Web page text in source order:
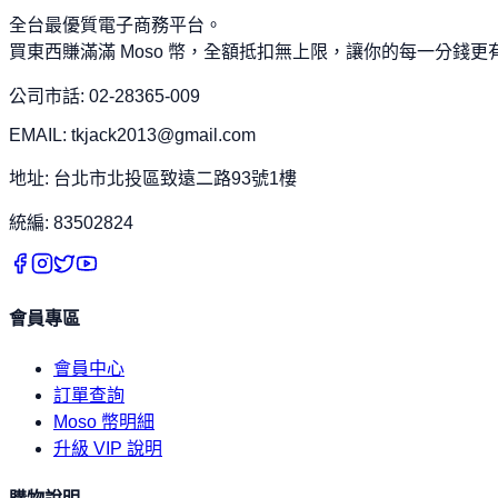
全台最優質電子商務平台。
買東西賺滿滿 Moso 幣，全額抵扣無上限，讓你的每一分錢更
公司市話: 02-28365-009
EMAIL: tkjack2013@gmail.com
地址: 台北市北投區致遠二路93號1樓
統編: 83502824
會員專區
會員中心
訂單查詢
Moso 幣明細
升級 VIP 說明